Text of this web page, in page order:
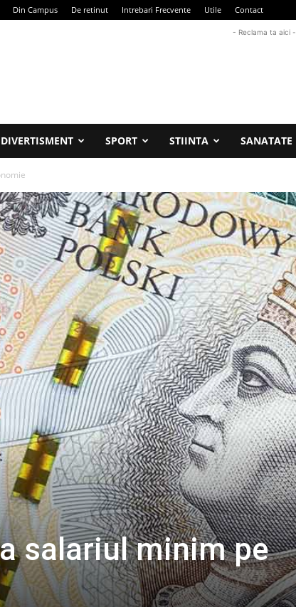
Din Campus De retinut Intrebari Frecvente Utile Contact
- Reclama ta aici -
DIVERTISMENT SPORT STIINTA SANATATE
salariul minim pe